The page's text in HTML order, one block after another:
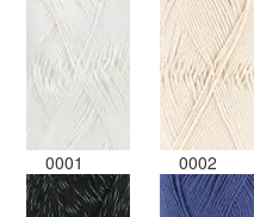
0001 0002